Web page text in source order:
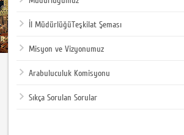
İl MüdürlüğüTeşkilat Şeması
Misyon ve Vizyonumuz
Arabuluculuk Komisyonu
Sıkça Sorulan Sorular